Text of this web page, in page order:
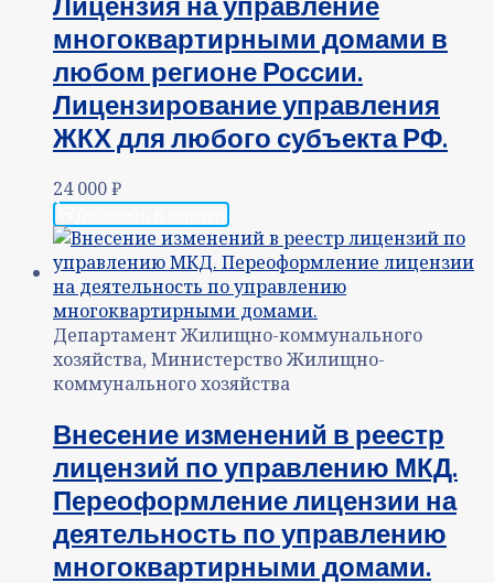
многоквартирными домами в
любом регионе России.
Лицензирование управления
ЖКХ для любого субъекта РФ.
24 000₽
Департамент Жилищно-коммунального
хозяйства, Министерство Жилищно-
коммунального хозяйства
Внесение изменений в реестр
лицензий по управлению МКД.
Переоформление лицензии на
деятельность по управлению
многоквартирными домами.